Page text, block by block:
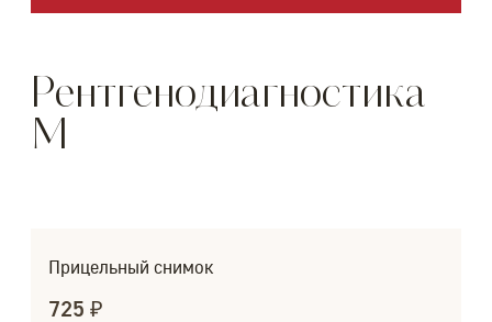
Рентгенодиагностика
M
Прицельный снимок
725 ₽